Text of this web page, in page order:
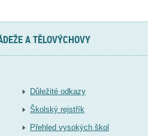
A TĚLOVÝCHOVY
Důležité odkazy
Školský rejstřík
Přehled vysokých škol